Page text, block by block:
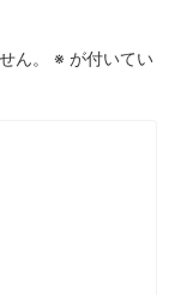
ん。 ※ が付いてい